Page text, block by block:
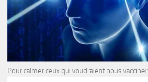
Pour calmer ceux qui voudraient nous vacciner